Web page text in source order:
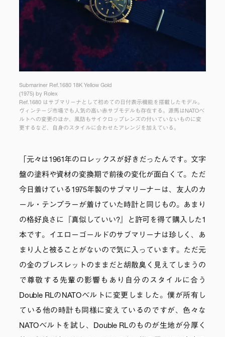
Submariner Ref.1680 18K Yellow Gold
(1975) by Rolex
Ref.1680 はサブマリーナとして初めての日付表示機能を搭載したモデル。
ヴィンテージ市場でも人気の高い赤サブモデルも存在する。源馬はNATOベ
ルトへの変更のほか、風防もサイクロップレンズの付いていないものに変
更するなど、自身のスタイルに合わせたアレンジを加えている。
「元々は1961年のロレックスが好きだったんです。文字
盤の塗料や資材の変換期で前後の変化が面白くて。ただ
今日着けている1975年製のサブマリーナーは、友人のカ
ール・テンプラーが着けていた時計と同じもの。あまり
の格好良さに『真似していい?』と許可を得て購入した1
本です。イエローゴールドのサブマリーナは珍しく、あ
まり人と被ることがないので気に入っています。ただ元
の金のブレスレットのままだと胡散臭く見えてしまうの
で尊敬する先輩の影響もあり自分のスタイルに合う
Double RLのNATOベルトに変更しました。僕が所有し
ている他の時計も同様に変えているのですが、色々な
NATOベルトを試し、Double RLのものが生地が分厚く